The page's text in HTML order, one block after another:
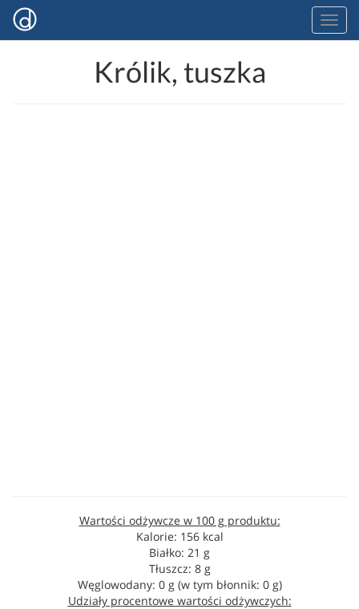
Królik, tuszka
Wartości odżywcze w 100 g produktu:
Kalorie: 156 kcal
Białko: 21 g
Tłuszcz: 8 g
Węglowodany: 0 g (w tym błonnik: 0 g)
Udziały procentowe wartości odżywczych: